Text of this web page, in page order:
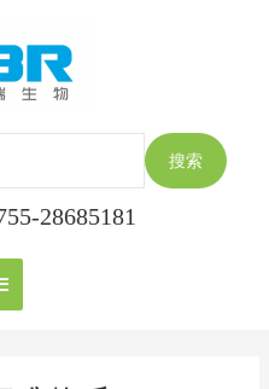
搜索
28685181